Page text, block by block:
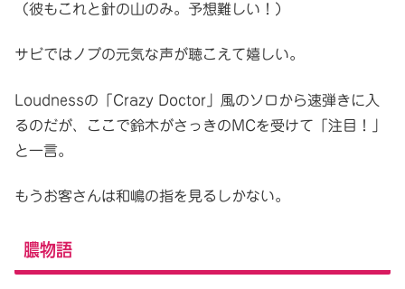
（彼もこれと針の山のみ。予想難しい！）
サビではノブの元気な声が聴こえて嬉しい。
Loudnessの「Crazy Doctor」風のソロから速弾きに入
るのだが、ここで鈴木がさっきのMCを受けて「注目！」
と一言。
もうお客さんは和嶋の指を見るしかない。
膿物語